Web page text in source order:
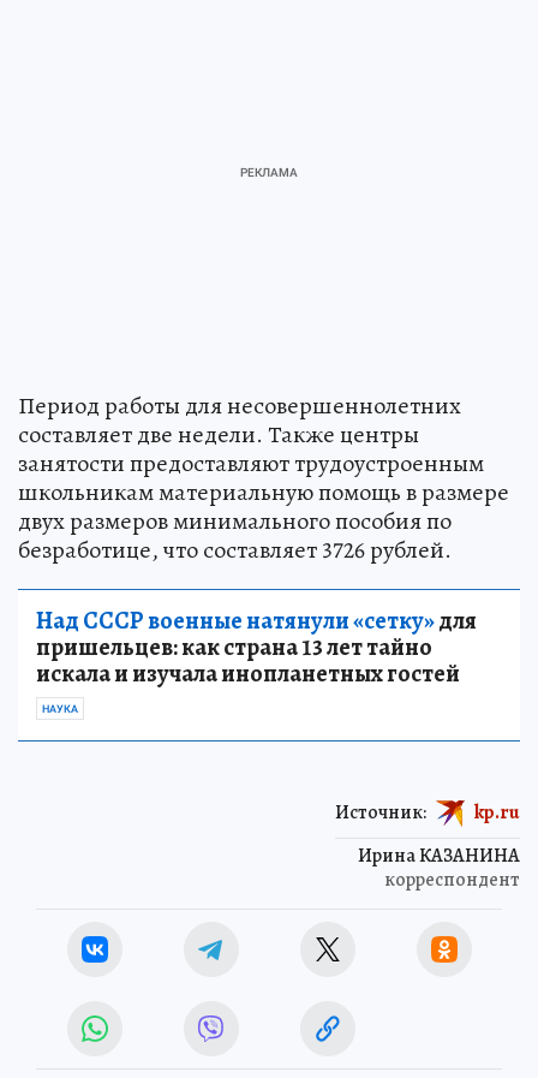
Период работы для несовершеннолетних
составляет две недели. Также центры
занятости предоставляют трудоустроенным
школьникам материальную помощь в размере
двух размеров минимального пособия по
безработице, что составляет 3726 рублей.
Над СССР военные натянули «сетку»для
пришельцев: как страна 13 лет тайно
искала и изучала инопланетных гостей
НАУКА
Ирина КАЗАНИНА
корреспондент
Источник: kp.ru